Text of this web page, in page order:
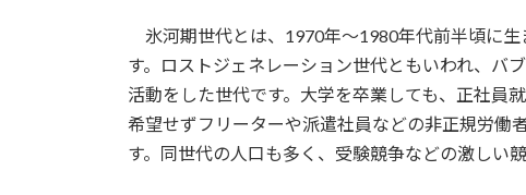
氷河期世代とは、1970年～1980年代前半頃に生
す。ロストジェネレーション世代ともいわれ、バ
活動をした世代です。大学を卒業しても、正社員
希望せずフリーターや派遣社員などの非正規労働
す。同世代の人口も多く、受験競争などの激しい